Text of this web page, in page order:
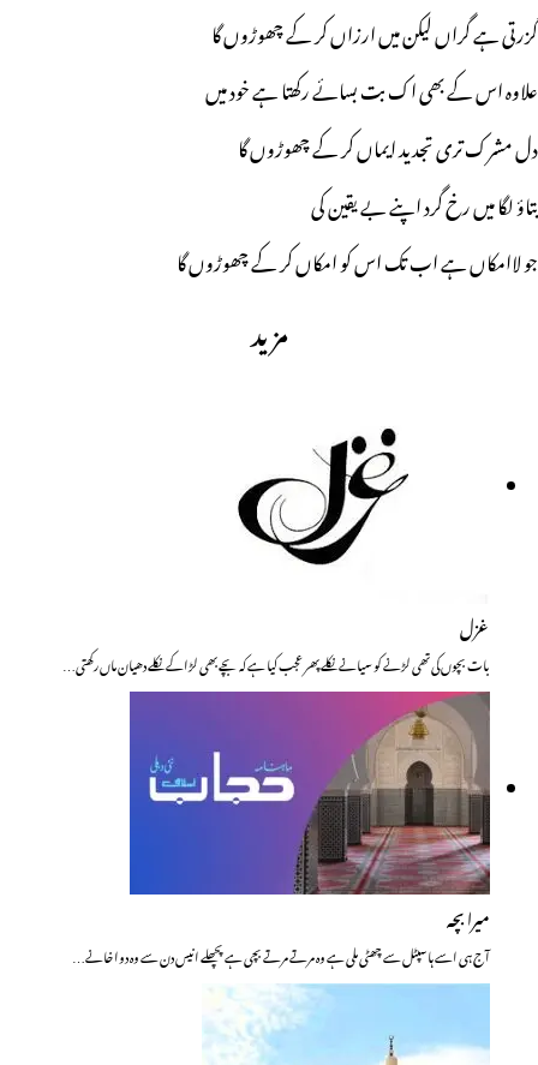
گزرتی ہے گراں لیکن میں ارزاں کر کے چھوڑوں گا
علاوہ اس کے بھی اک بت بسائے رکھتا ہے خود میں
دل مشرک تری تجدید ایماں کر کے چھوڑوں گا
بتاؤ لگا میں رخ گرد اپنے بے یقین کی
جو لاامکاں ہے اب تک اس کو امکاں کر کے چھوڑوں گا
مزید
غزل
بات بچوں کی تھی لڑنے کو سیانے نکلے پھر عجب کیا ہے کہ بچے بھی لڑاکے نکلے دھیان ماں رکھتی…
میرا بچہ
آج ہی اسے ہاسپٹل سے چھٹی ملی ہے وہ مرتے مرتے بچی ہے پچھلے انیس دن سے وہ دوا خانے…